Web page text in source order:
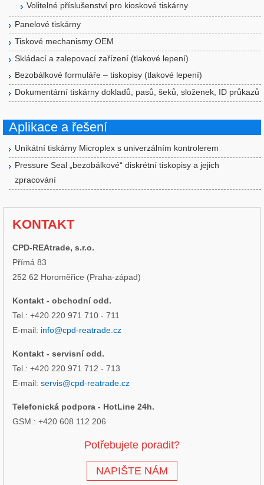
Volitelné příslušenství pro kioskové tiskárny
Panelové tiskárny
Tiskové mechanismy OEM
Skládací a zalepovací zařízení (tlakové lepení)
Bezobálkové formuláře – tiskopisy (tlakové lepení)
Dokumentární tiskárny dokladů, pasů, šeků, složenek, ID průkazů
Aplikace a řešení
Unikátní tiskárny Microplex s univerzálním kontrolerem
Pressure Seal „bezobálkové“ diskrétní tiskopisy a jejich
zpracování
KONTAKT
CPD-REAtrade, s.r.o.
Přímá 83
252 62 Horoměřice (Praha-západ)
Kontakt - obchodní odd.
Tel.: +420 220 971 710 - 711
E-mail: info@cpd-reatrade.cz
Kontakt - servisní odd.
Tel.: +420 220 971 712 - 713
E-mail: servis@cpd-reatrade.cz
Telefonická podpora - HotLine 24h.
GSM.: +420 608 112 206
Potřebujete poradit?
NAPIŠTE NÁM